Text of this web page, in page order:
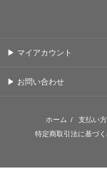
▶ マイアカウント
▶ お問い合わせ
ホーム / 支払い
特定商取引法に基づく